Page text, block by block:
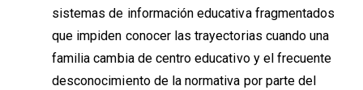
sistemas de información educativa fragmentados
que impiden conocer las trayectorias cuando una
familia cambia de centro educativo y el frecuente
desconocimiento de la normativa por parte del